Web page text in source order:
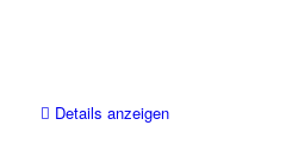
Details anzeigen